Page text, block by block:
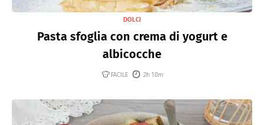
DOLCI
Pasta sfoglia con crema di yogurt e
albicocche
FACILE 2h 10m